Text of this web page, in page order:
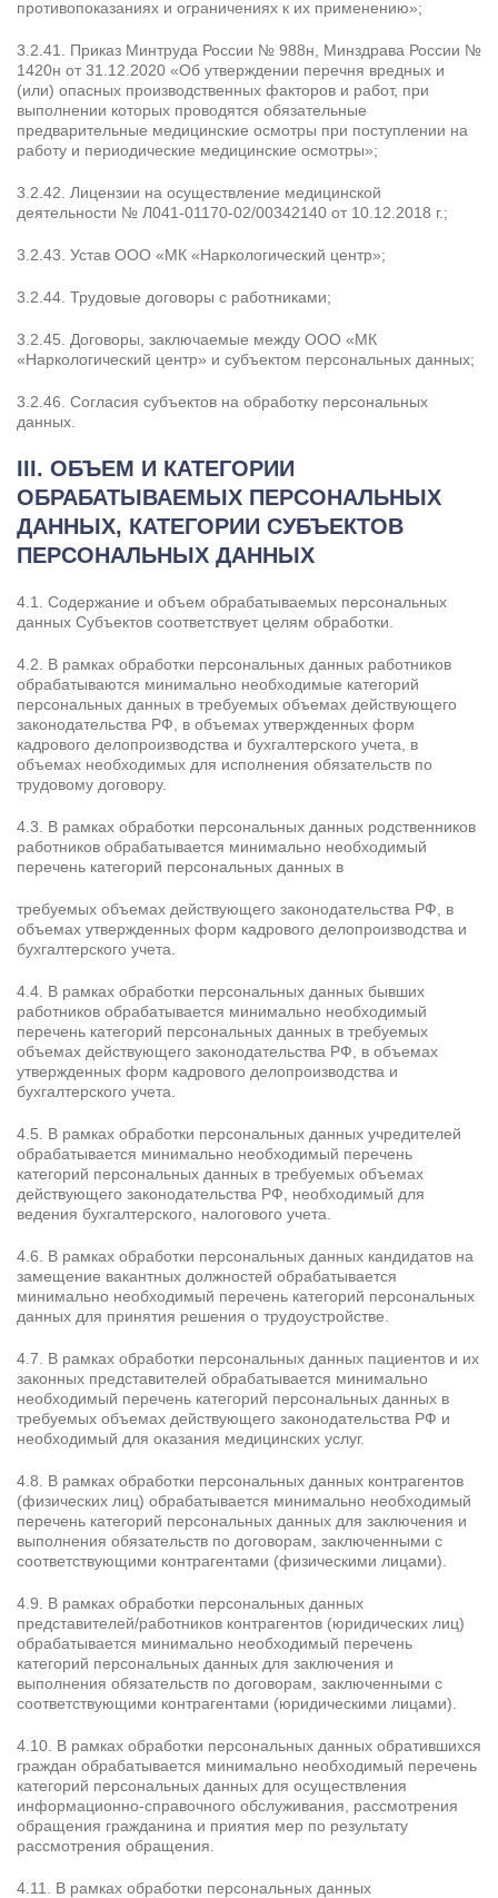
противопоказаниях и ограничениях к их применению»;
3.2.41. Приказ Минтруда России № 988н, Минздрава России №
1420н от 31.12.2020 «Об утверждении перечня вредных и
(или) опасных производственных факторов и работ, при
выполнении которых проводятся обязательные
предварительные медицинские осмотры при поступлении на
работу и периодические медицинские осмотры»;
3.2.42. Лицензии на осуществление медицинской
деятельности № Л041-01170-02/00342140 от 10.12.2018 г.;
3.2.43. Устав ООО «МК «Наркологический центр»;
3.2.44. Трудовые договоры с работниками;
3.2.45. Договоры, заключаемые между ООО «МК
«Наркологический центр» и субъектом персональных данных;
3.2.46. Согласия субъектов на обработку персональных
данных.
III. ОБЪЕМ И КАТЕГОРИИ
ОБРАБАТЫВАЕМЫХ ПЕРСОНАЛЬНЫХ
ДАННЫХ, КАТЕГОРИИ СУБЪЕКТОВ
ПЕРСОНАЛЬНЫХ ДАННЫХ
4.1. Содержание и объем обрабатываемых персональных
данных Субъектов соответствует целям обработки.
4.2. В рамках обработки персональных данных работников
обрабатываются минимально необходимые категорий
персональных данных в требуемых объемах действующего
законодательства РФ, в объемах утвержденных форм
кадрового делопроизводства и бухгалтерского учета, в
объемах необходимых для исполнения обязательств по
трудовому договору.
4.3. В рамках обработки персональных данных родственников
работников обрабатывается минимально необходимый
перечень категорий персональных данных в
требуемых объемах действующего законодательства РФ, в
объемах утвержденных форм кадрового делопроизводства и
бухгалтерского учета.
4.4. В рамках обработки персональных данных бывших
работников обрабатывается минимально необходимый
перечень категорий персональных данных в требуемых
объемах действующего законодательства РФ, в объемах
утвержденных форм кадрового делопроизводства и
бухгалтерского учета.
4.5. В рамках обработки персональных данных учредителей
обрабатывается минимально необходимый перечень
категорий персональных данных в требуемых объемах
действующего законодательства РФ, необходимый для
ведения бухгалтерского, налогового учета.
4.6. В рамках обработки персональных данных кандидатов на
замещение вакантных должностей обрабатывается
минимально необходимый перечень категорий персональных
данных для принятия решения о трудоустройстве.
4.7. В рамках обработки персональных данных пациентов и их
законных представителей обрабатывается минимально
необходимый перечень категорий персональных данных в
требуемых объемах действующего законодательства РФ и
необходимый для оказания медицинских услуг.
4.8. В рамках обработки персональных данных контрагентов
(физических лиц) обрабатывается минимально необходимый
перечень категорий персональных данных для заключения и
выполнения обязательств по договорам, заключенными с
соответствующими контрагентами (физическими лицами).
4.9. В рамках обработки персональных данных
представителей/работников контрагентов (юридических лиц)
обрабатывается минимально необходимый перечень
категорий персональных данных для заключения и
выполнения обязательств по договорам, заключенными с
соответствующими контрагентами (юридическими лицами).
4.10. В рамках обработки персональных данных обратившихся
граждан обрабатывается минимально необходимый перечень
категорий персональных данных для осуществления
информационно-справочного обслуживания, рассмотрения
обращения гражданина и приятия мер по результату
рассмотрения обращения.
4.11. В рамках обработки персональных данных